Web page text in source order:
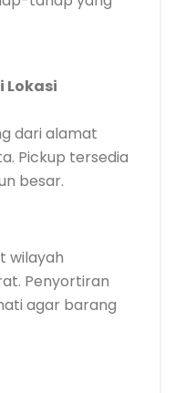
Lokasi
dari alamat
Pickup tersedia
besar.
wilayah
Penyortiran
agar barang